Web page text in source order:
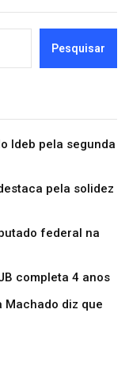
Pesquisar
Ideb pela segunda
pela solidez
federal na
completa 4 anos
Machado diz que